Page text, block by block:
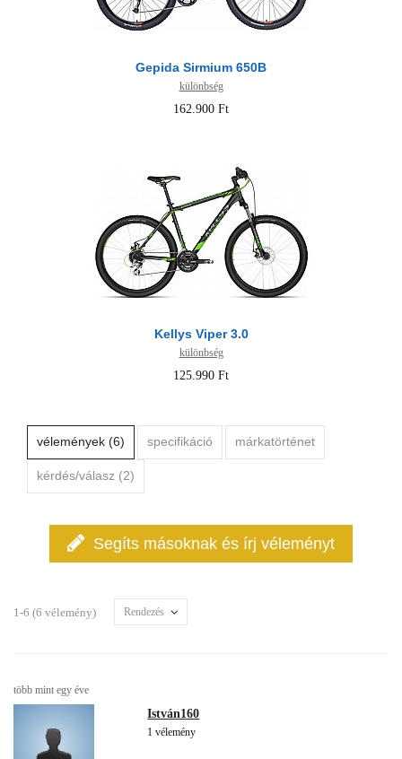
Gepida Sirmium 650B
különbség
162.900 Ft
Kellys Viper 3.0
különbség
125.990 Ft
vélemények (6) specifikáció márkatörténet
kérdés/válasz (2)
Segíts másoknak és írj véleményt
1-6 (6 vélemény) Rendezés
több mint egy éve
István160
1 vélemény